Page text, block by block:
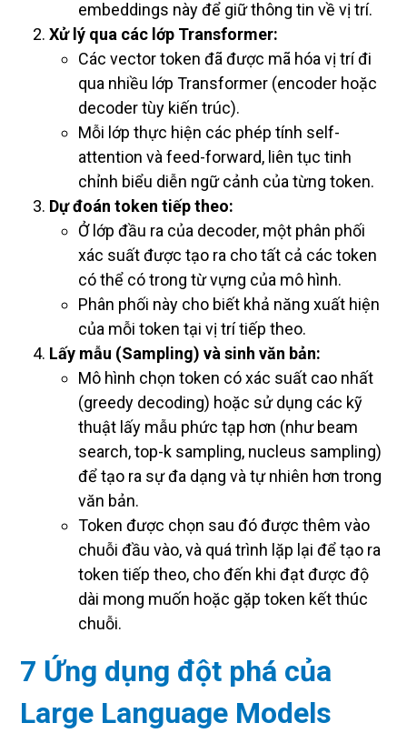
embeddings này để giữ thông tin về vị trí.
Xử lý qua các lớp Transformer:
Các vector token đã được mã hóa vị trí đi
qua nhiều lớp Transformer (encoder hoặc
decoder tùy kiến trúc).
Mỗi lớp thực hiện các phép tính self-
attention và feed-forward, liên tục tinh
chỉnh biểu diễn ngữ cảnh của từng token.
Dự đoán token tiếp theo:
Ở lớp đầu ra của decoder, một phân phối
xác suất được tạo ra cho tất cả các token
có thể có trong từ vựng của mô hình.
Phân phối này cho biết khả năng xuất hiện
của mỗi token tại vị trí tiếp theo.
Lấy mẫu (Sampling) và sinh văn bản:
Mô hình chọn token có xác suất cao nhất
(greedy decoding) hoặc sử dụng các kỹ
thuật lấy mẫu phức tạp hơn (như beam
search, top-k sampling, nucleus sampling)
để tạo ra sự đa dạng và tự nhiên hơn trong
văn bản.
Token được chọn sau đó được thêm vào
chuỗi đầu vào, và quá trình lặp lại để tạo ra
token tiếp theo, cho đến khi đạt được độ
dài mong muốn hoặc gặp token kết thúc
chuỗi.
7 Ứng dụng đột phá của
Large Language Models